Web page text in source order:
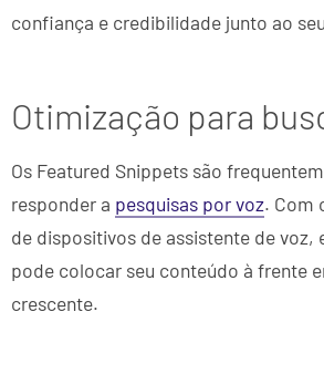
confiança e credibilidade junto ao
Otimização para
Os Featured Snippets são
responder a pesquisas por voz. Com
de dispositivos de assistente de voz,
pode colocar seu conteúdo à frente
crescente.